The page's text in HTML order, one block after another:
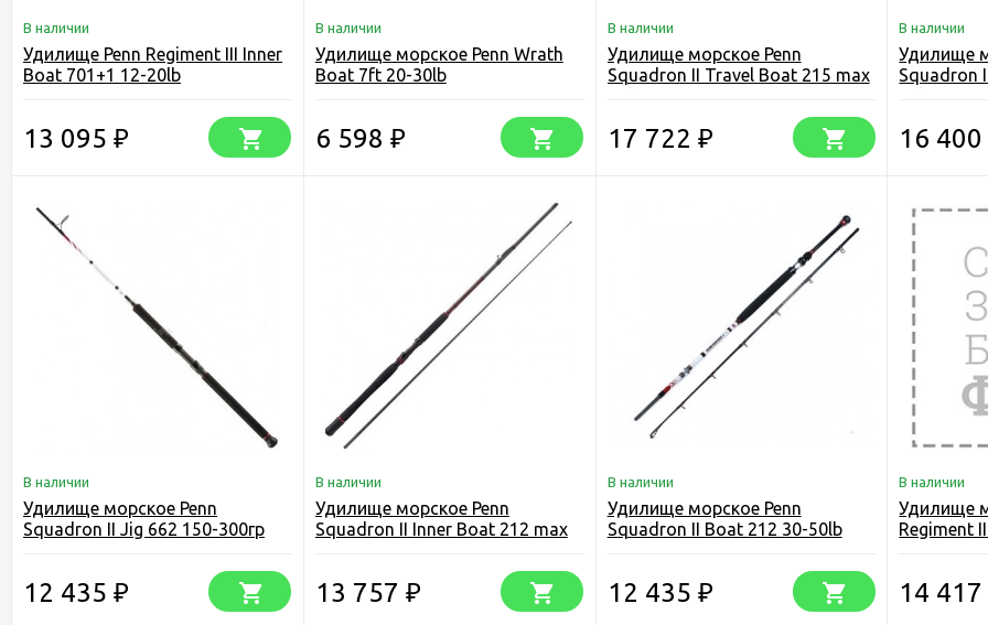
В наличии
Удилище Penn Regiment III Inner
Boat 701+1 12-20lb
13 095 ₽
В наличии
Удилище морское Penn Wrath
Boat 7ft 20-30lb
6 598 ₽
В наличии
Удилище морское Penn
Squadron II Travel Boat 215 max
17 722 ₽
В наличии
Удилище
Squadron
16
В наличии
Удилище морское Penn
Squadron II Jig 662 150-300гр
12 435 ₽
В наличии
Удилище морское Penn
Squadron II Inner Boat 212 max
13 757 ₽
В наличии
Удилище морское Penn
Squadron II Boat 212 30-50lb
12 435 ₽
В наличии
Удилище
Regiment
14